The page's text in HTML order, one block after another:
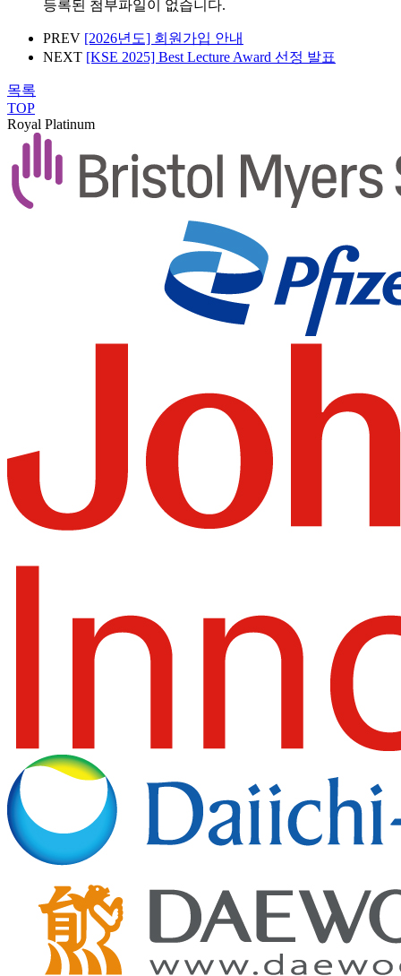
등록된 첨부파일이 없습니다.
PREV [2026년도] 회원가입 안내
NEXT [KSE 2025] Best Lecture Award 선정 발표
목록
TOP
Royal Platinum